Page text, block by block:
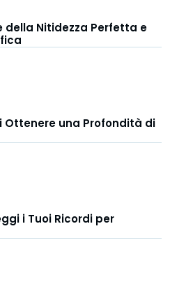
della Nitidezza Perfetta e
Ottenere una Profondità di
i Tuoi Ricordi per